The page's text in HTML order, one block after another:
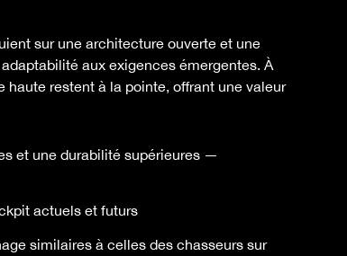
sur une architecture ouverte et une
aux exigences émergentes. À
restent à la pointe, offrant une valeur
et une durabilité supérieures —
actuels et futurs
similaires à celles des chasseurs sur